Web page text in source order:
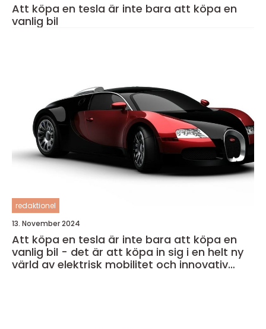
Att köpa en tesla är inte bara att köpa en
vanlig bil
redaktionel
13. November 2024
Att köpa en tesla är inte bara att köpa en
vanlig bil - det är att köpa in sig i en helt ny
värld av elektrisk mobilitet och innovativ